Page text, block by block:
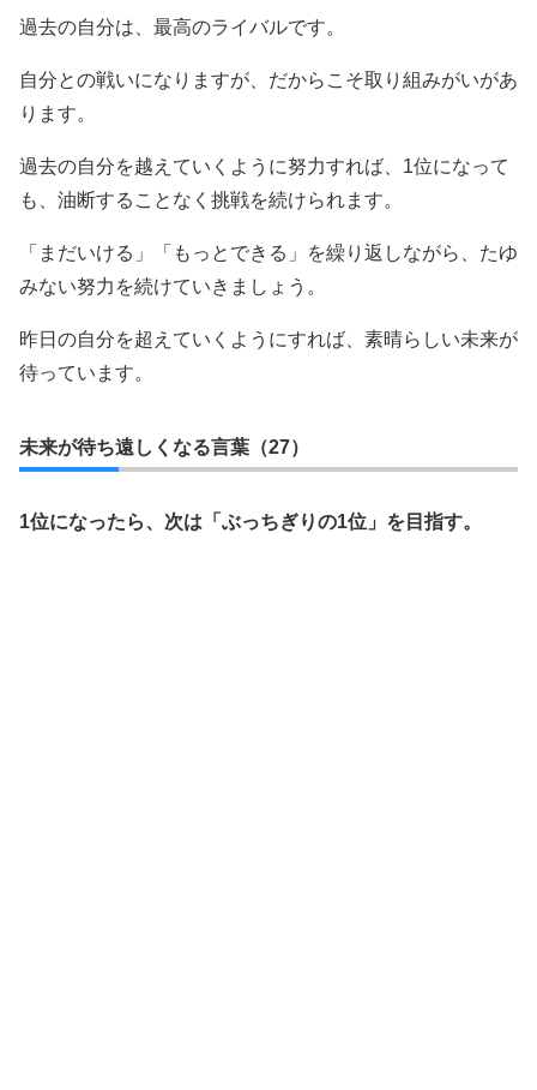
過去の自分は、最高のライバルです。
自分との戦いになりますが、だからこそ取り組みがいがあ
ります。
過去の自分を越えていくように努力すれば、1位になって
も、油断することなく挑戦を続けられます。
「まだいける」「もっとできる」を繰り返しながら、たゆ
みない努力を続けていきましょう。
昨日の自分を超えていくようにすれば、素晴らしい未来が
待っています。
未来が待ち遠しくなる言葉（27）
1位になったら、次は「ぶっちぎりの1位」を目指す。